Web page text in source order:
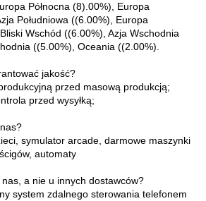
Północna (8).00%), Europa
Południowa ((6.00%), Europa
Wschód ((6.00%), Azja Wschodnia
((5.00%), Oceania ((2.00%).
jakość?
przed masową produkcją;
przed wysyłką;
symulator arcade, darmowe maszynki
automaty
a nie u innych dostawców?
system zdalnego sterowania telefonem